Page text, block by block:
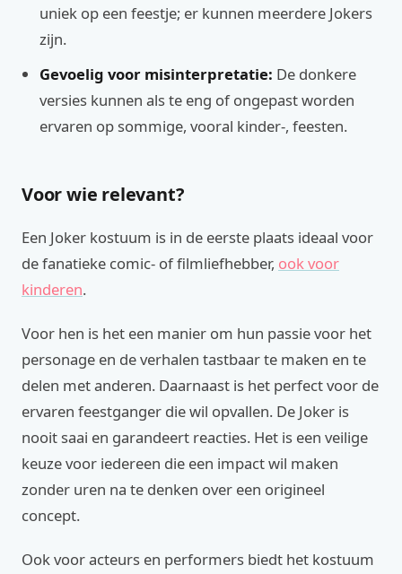
uniek op een feestje; er kunnen meerdere Jokers
zijn.
Gevoelig voor misinterpretatie: De donkere
versies kunnen als te eng of ongepast worden
ervaren op sommige, vooral kinder-, feesten.
Voor wie relevant?
Een Joker kostuum is in de eerste plaats ideaal voor
de fanatieke comic- of filmliefhebber, ook voor
kinderen.
Voor hen is het een manier om hun passie voor het
personage en de verhalen tastbaar te maken en te
delen met anderen. Daarnaast is het perfect voor de
ervaren feestganger die wil opvallen. De Joker is
nooit saai en garandeert reacties. Het is een veilige
keuze voor iedereen die een impact wil maken
zonder uren na te denken over een origineel
concept.
Ook voor acteurs en performers biedt het kostuum